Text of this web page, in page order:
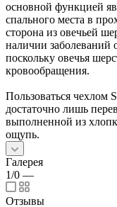
основной функцией
спального места в
сторона из овечьей
наличии заболеваний
поскольку овечья
кровообращения.
Пользоваться чехлом
достаточно лишь
выполненной из
ощупь.
Галерея
1/0 —
Отзывы